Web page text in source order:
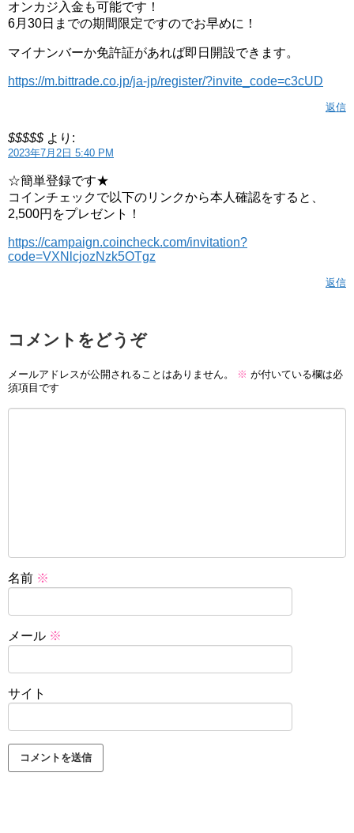
オンカジ入金も可能です！
6月30日までの期間限定ですのでお早めに！
マイナンバーか免許証があれば即日開設できます。
https://m.bittrade.co.jp/ja-jp/register/?invite_code=c3cUD
返信
$$$$$ より:
2023年7月2日 5:40 PM
☆簡単登録です★
コインチェックで以下のリンクから本人確認をすると、
2,500円をプレゼント！
https://campaign.coincheck.com/invitation?
code=VXNlcjozNzk5OTgz
返信
コメントをどうぞ
メールアドレスが公開されることはありません。 ※ が付いている欄は必
須項目です
名前 ※
メール ※
サイト